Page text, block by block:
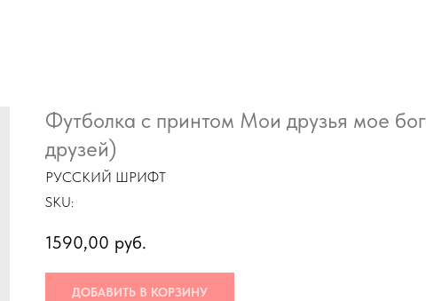
Футболка с принтом Мои друзья мое
друзей)
РУССКИЙ ШРИФТ
SKU:
1590,00 руб.
ДОБАВИТЬ В КОРЗИНУ